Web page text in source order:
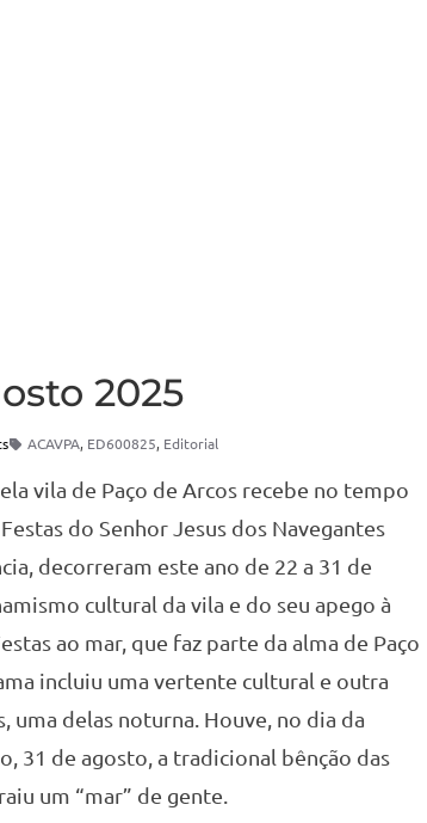
2025
ACAVPA, ED600825, Editorial
vila de Paço de Arcos recebe no tempo
do Senhor Jesus dos Navegantes
decorreram este ano de 22 a 31 de
cultural da vila e do seu apego à
ao mar, que faz parte da alma de Paço
incluiu uma vertente cultural e outra
uma delas noturna. Houve, no dia da
31 de agosto, a tradicional bênção das
um “mar” de gente.